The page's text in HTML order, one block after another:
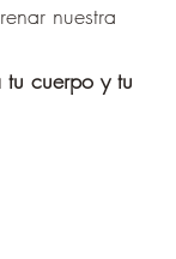
nuestra
cuerpo y tu